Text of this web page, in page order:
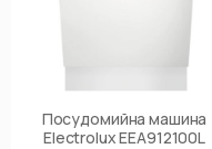
Посудомийна машина
Electrolux EEA912100L